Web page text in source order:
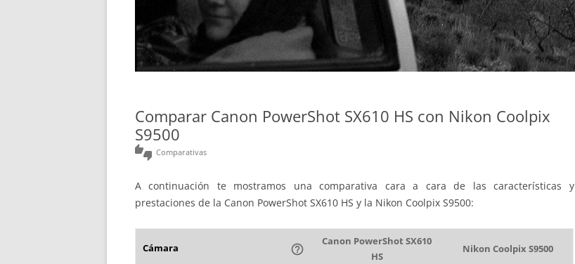
Comparar Canon PowerShot SX610 HS con Nikon Coolpix
S9500
thumbs_up_down Comparativas
A continuación te mostramos una comparativa cara a cara de las características y
prestaciones de la Canon PowerShot SX610 HS y la Nikon Coolpix S9500:
Cámara help_outline
Canon PowerShot SX610
HS
Nikon Coolpix S9500